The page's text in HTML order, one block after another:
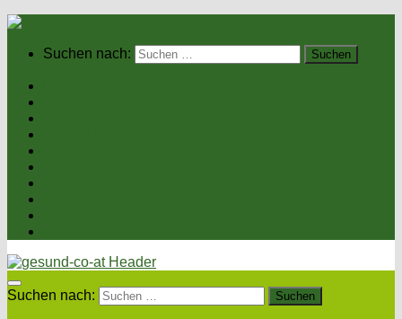
Suchen nach:
Suchen nach: